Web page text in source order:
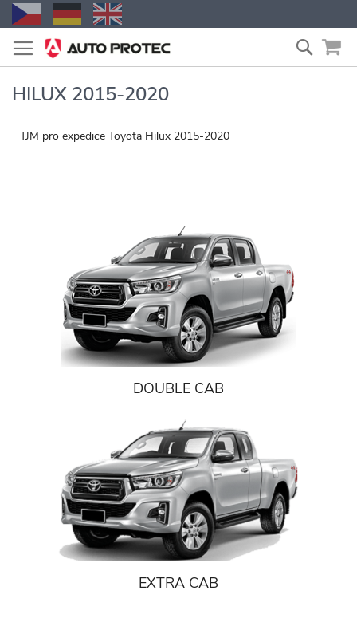
Přejít
na
obsah
HILUX 2015-2020
TJM pro expedice Toyota Hilux 2015-2020
DOUBLE CAB
EXTRA CAB